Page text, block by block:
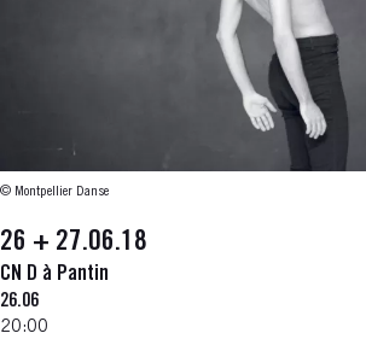
© Montpellier Danse
26 + 27.06.18
CN D à Pantin
26.06
20:00